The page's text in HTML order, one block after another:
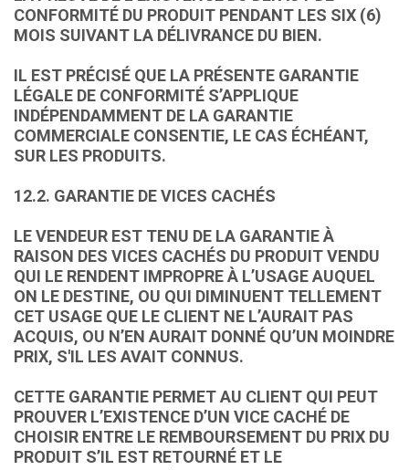
CONFORMITÉ DU PRODUIT PENDANT LES SIX (6)
MOIS SUIVANT LA DÉLIVRANCE DU BIEN.
IL EST PRÉCISÉ QUE LA PRÉSENTE GARANTIE
LÉGALE DE CONFORMITÉ S’APPLIQUE
INDÉPENDAMMENT DE LA GARANTIE
COMMERCIALE CONSENTIE, LE CAS ÉCHÉANT,
SUR LES PRODUITS.
12.2. GARANTIE DE VICES CACHÉS
LE VENDEUR EST TENU DE LA GARANTIE À
RAISON DES VICES CACHÉS DU PRODUIT VENDU
QUI LE RENDENT IMPROPRE À L’USAGE AUQUEL
ON LE DESTINE, OU QUI DIMINUENT TELLEMENT
CET USAGE QUE LE CLIENT NE L’AURAIT PAS
ACQUIS, OU N’EN AURAIT DONNÉ QU’UN MOINDRE
PRIX, S'IL LES AVAIT CONNUS.
CETTE GARANTIE PERMET AU CLIENT QUI PEUT
PROUVER L’EXISTENCE D’UN VICE CACHÉ DE
CHOISIR ENTRE LE REMBOURSEMENT DU PRIX DU
PRODUIT S’IL EST RETOURNÉ ET LE